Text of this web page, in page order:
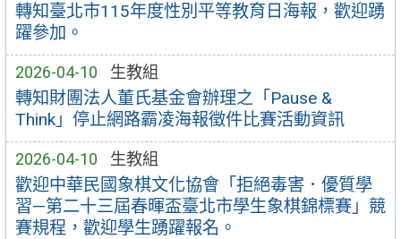
轉知臺北市115年度性別平等教育日海報，歡迎踴
躍參加。
2026-04-10 生教組
轉知財團法人董氏基金會辦理之「Pause &
Think」停止網路霸凌海報徵件比賽活動資訊
2026-04-10 生教組
歡迎中華民國象棋文化協會「拒絕毒害．優質學
習—第二十三屆春暉盃臺北市學生象棋錦標賽」競
賽規程，歡迎學生踴躍報名。